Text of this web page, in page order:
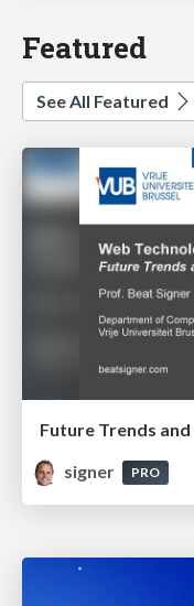
Featured
See All Featured
signer
PRO